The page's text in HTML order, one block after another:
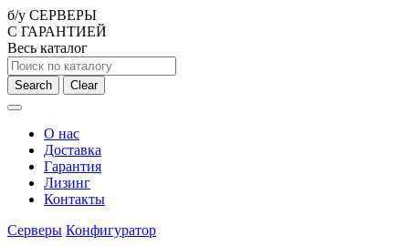
б/у СЕРВЕРЫ
С ГАРАНТИЕЙ
Весь каталог
Search Clear
О нас
Доставка
Гарантия
Лизинг
Контакты
Серверы Конфигуратор